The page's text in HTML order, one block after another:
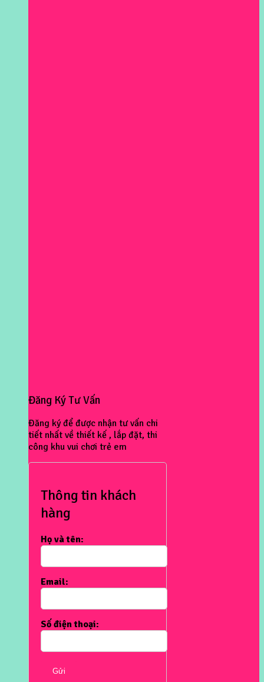
Đăng Ký Tư Vấn
Đăng ký để được nhận tư vấn chi
tiết nhất về thiết kế , lắp đặt, thi
công khu vui chơi trẻ em
Thông tin khách
hàng
Họ và tên:
Email:
Số điện thoại:
Gửi